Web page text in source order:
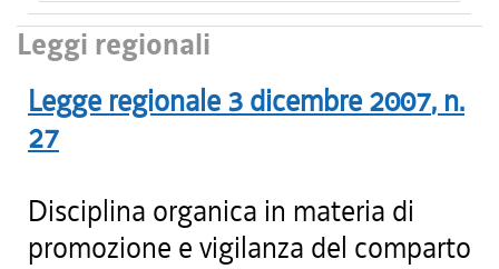
Leggi regionali
Legge regionale 3 dicembre 2007, n.
27
Disciplina organica in materia di
promozione e vigilanza del comparto